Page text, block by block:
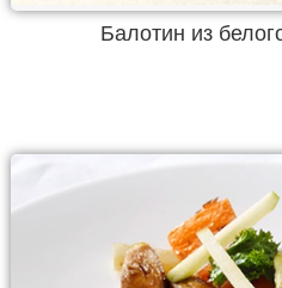
Балотин из